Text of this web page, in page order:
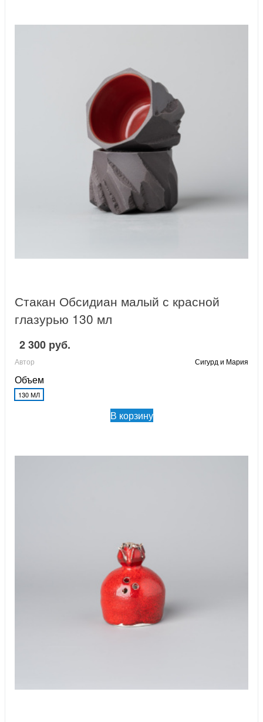
Стакан Обсидиан малый с красной
глазурью 130 мл
2 300 руб.
Автор Сигурд и Мария
Объем
130 МЛ
В корзину